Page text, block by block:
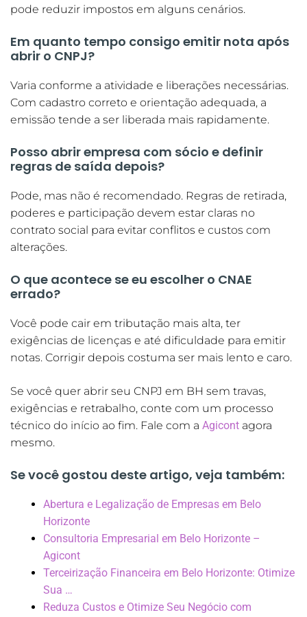
pode reduzir impostos em alguns cenários.
Em quanto tempo consigo emitir nota após
abrir o CNPJ?
Varia conforme a atividade e liberações necessárias.
Com cadastro correto e orientação adequada, a
emissão tende a ser liberada mais rapidamente.
Posso abrir empresa com sócio e definir
regras de saída depois?
Pode, mas não é recomendado. Regras de retirada,
poderes e participação devem estar claras no
contrato social para evitar conflitos e custos com
alterações.
O que acontece se eu escolher o CNAE
errado?
Você pode cair em tributação mais alta, ter
exigências de licenças e até dificuldade para emitir
notas. Corrigir depois costuma ser mais lento e caro.
Se você quer abrir seu CNPJ em BH sem travas,
exigências e retrabalho, conte com um processo
técnico do início ao fim. Fale com a Agicont agora
mesmo.
Se você gostou deste artigo, veja também:
Abertura e Legalização de Empresas em Belo
Horizonte
Consultoria Empresarial em Belo Horizonte –
Agicont
Terceirização Financeira em Belo Horizonte: Otimize
Sua …
Reduza Custos e Otimize Seu Negócio com